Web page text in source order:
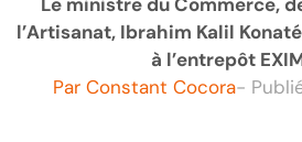
l’Artisanat, Ibrahim Kalil
à l’entrepôt
Par Constant Cocora-